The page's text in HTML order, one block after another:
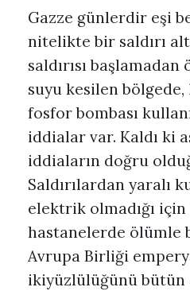
Gazze günlerdir eşi
nitelikte bir saldırı
saldırısı
suyu kesilen
fosfor bombası
iddialar var. Kaldı ki
iddiaların doğru
Saldırılardan yaralı
elektrik olmadığı için
hastanelerde ölümle
Avrupa Birliği
ikiyüzlülüğünü bütün